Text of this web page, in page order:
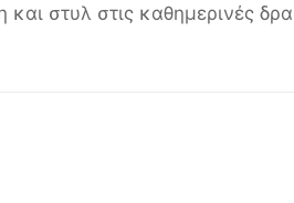
στυλ στις καθημερινές